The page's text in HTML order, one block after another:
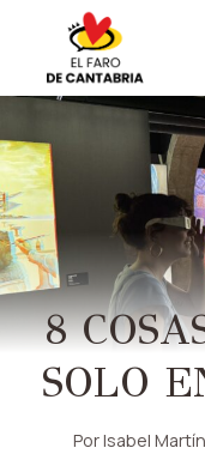
contenido
8
SOLO
PorIsabel